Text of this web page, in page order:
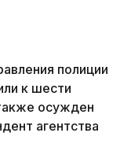
полиции
к шести
осужден
агентства